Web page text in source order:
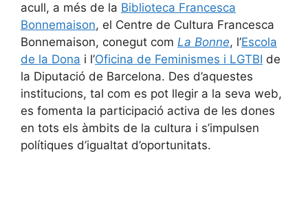
acull, a més de la Biblioteca Francesca
Bonnemaison, el Centre de Cultura Francesca
Bonnemaison, conegut com La Bonne, l’Escola
de la Dona i l’Oficina de Feminismes i LGTBI de
la Diputació de Barcelona. Des d’aquestes
institucions, tal com es pot llegir a la seva web,
es fomenta la participació activa de les dones
en tots els àmbits de la cultura i s’impulsen
polítiques d’igualtat d’oportunitats.